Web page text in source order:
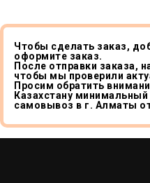
Чтобы сделать заказ,
оформите заказ.
После отправки заказа,
чтобы мы проверили
Просим обратить
Казахстану минимальный
самовывоз в г. Алматы